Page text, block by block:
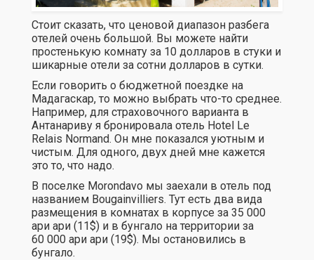
Стоит сказать, что ценовой диапазон разбега
отелей очень большой. Вы можете найти
простенькую комнату за 10 долларов в стуки и
шикарные отели за сотни долларов в сутки.
Если говорить о бюджетной поездке на
Мадагаскар, то можно выбрать что-то среднее.
Например, для страховочного варианта в
Антанариву я бронировала отель Hotel Le
Relais Normand. Он мне показался уютным и
чистым. Для одного, двух дней мне кажется
это то, что надо.
В поселке Morondavo мы заехали в отель под
названием Bougainvilliers. Тут есть два вида
размещения в комнатах в корпусе за 35 000
ари ари (11$) и в бунгало на территории за
60 000 ари ари (19$). Мы остановились в
бунгало.